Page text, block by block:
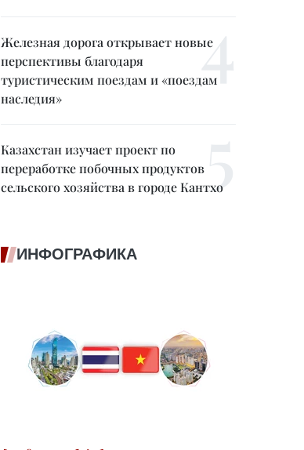
Железная дорога открывает новые
перспективы благодаря
туристическим поездам и «поездам
наследия»
Казахстан изучает проект по
переработке побочных продуктов
сельского хозяйства в городе Кантхо
ИНФОГРАФИКА